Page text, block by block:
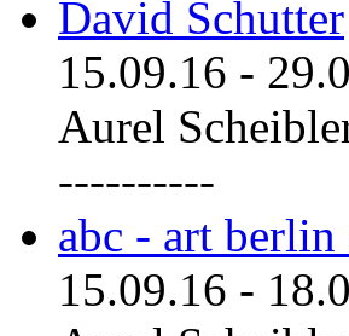
David Schutter
15.09.16 -
Aurel
----------
abc - art
15.09.16 -